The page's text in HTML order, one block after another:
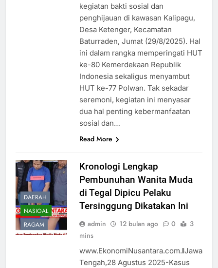
kegiatan bakti sosial dan
penghijauan di kawasan Kalipagu,
Desa Ketenger, Kecamatan
Baturraden, Jumat (29/8/2025). Hal
ini dalam rangka memperingati HUT
ke-80 Kemerdekaan Republik
Indonesia sekaligus menyambut
HUT ke-77 Polwan. Tak sekadar
seremoni, kegiatan ini menyasar
dua hal penting kebermanfaatan
sosial dan…
Read More
DAERAH
NASIOAL
RAGAM
Kronologi Lengkap
Pembunuhan Wanita Muda
di Tegal Dipicu Pelaku
Tersinggung Dikatakan Ini
admin 12 bulan ago 0
3
mins
www.EkonomiNusantara.com.ǁJawa
Tengah,28 Agustus 2025-Kasus